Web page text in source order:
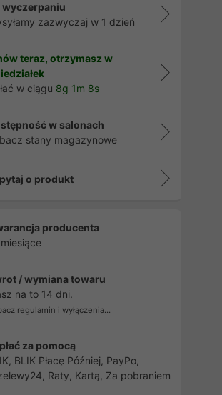
wyczerpaniu
zazwyczaj w 1 dzień
teraz, otrzymasz w
w ciągu 8g 1m 7s
w salonach
stany magazynowe
o produkt
producenta
/ wymiana towaru
na to 14 dni.
regulamin i wyłączenia...
za pomocą
BLIK Płacę Później, PayPo,
Raty, Kartą, Za pobraniem